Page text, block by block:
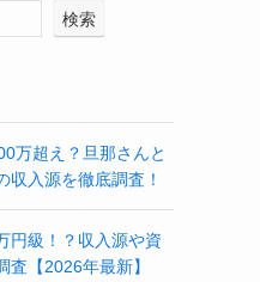
検索
万超え？旦那さんと
収入源を徹底調査！
円級！？収入源や資
査【2026年最新】